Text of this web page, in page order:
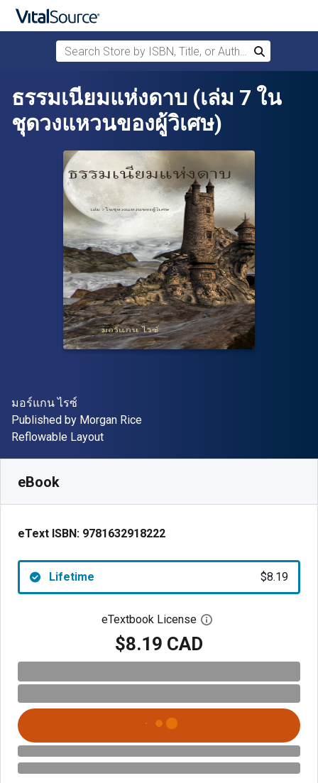
Skip to main content
Search Store by ISBN, Title, or Author
Search
ธรรมเนียมแห่งดาบ (เล่ม 7 ใน
ชุดวงแหวนของผู้วิเศษ)
Author(s)
มอร์แกน ไรซ์
Publisher
Published by Morgan Rice
Format
Reflowable Layout
eBook
eText ISBN: 9781632918222
Lifetime $8.19
eTextbook License Open digital license
$8.19 CAD